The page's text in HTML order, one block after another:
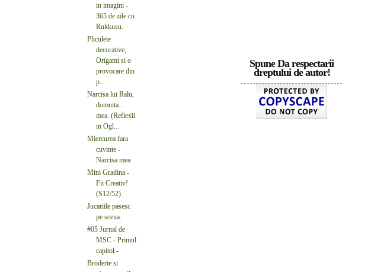
Spune Da respectarii
dreptului de autor!
in imagini -
365 de zile cu
Rukkusu.
Pliculete
decorative,
Origami si o
provocare din
p...
Narcisa lui Ralu,
domnita...
mea. (Reflexii
in Ogl...
Miercurea fara
cuvinte -
Narcisa mea
Mini Gradina -
Fii Creativ!
(S12/52)
Jucariile pasesc
pe scena.
#05 Jurnal de
MSC - Primul
capitol -
Broderie si